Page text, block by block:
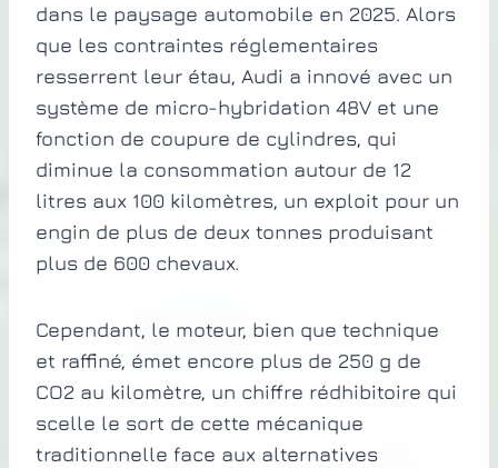
dans le paysage automobile en 2025. Alors
que les contraintes réglementaires
resserrent leur étau, Audi a innové avec un
système de micro-hybridation 48V et une
fonction de coupure de cylindres, qui
diminue la consommation autour de 12
litres aux 100 kilomètres, un exploit pour un
engin de plus de deux tonnes produisant
plus de 600 chevaux.
Cependant, le moteur, bien que technique
et raffiné, émet encore plus de 250 g de
CO2 au kilomètre, un chiffre rédhibitoire qui
scelle le sort de cette mécanique
traditionnelle face aux alternatives